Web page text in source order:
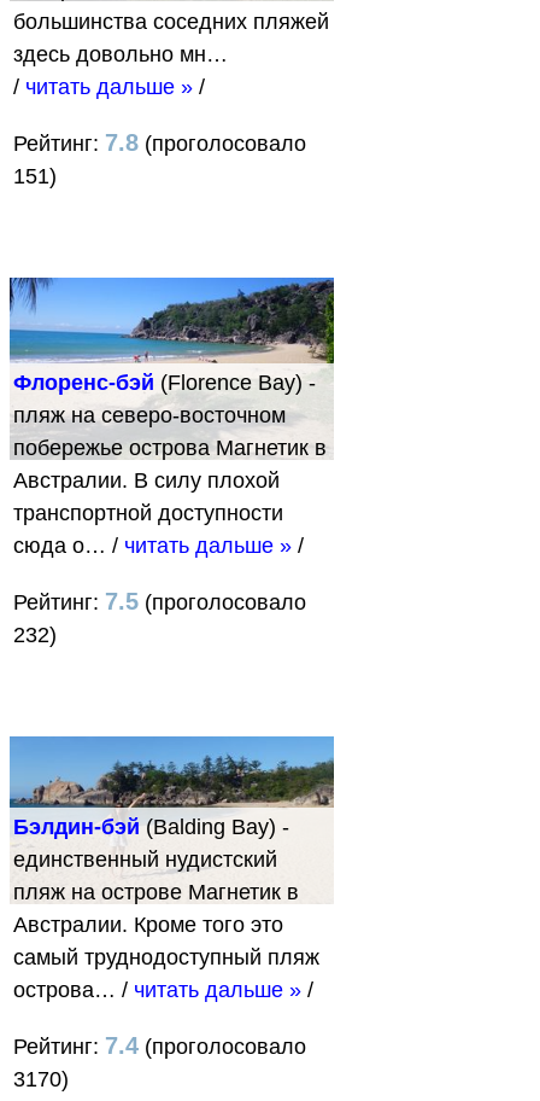
большинства соседних пляжей
здесь довольно мн…
/ читать дальше » /
Рейтинг: 7.8 (проголосовало
151)
Флоренс-бэй (Florence Bay) -
пляж на северо-восточном
побережье острова Магнетик в
Австралии. В силу плохой
транспортной доступности
сюда о… / читать дальше » /
Рейтинг: 7.5 (проголосовало
232)
Бэлдин-бэй(Balding Bay) -
единственный нудистский
пляж на острове Магнетик в
Австралии. Кроме того это
самый труднодоступный пляж
острова… / читать дальше » /
Рейтинг: 7.4 (проголосовало
3170)